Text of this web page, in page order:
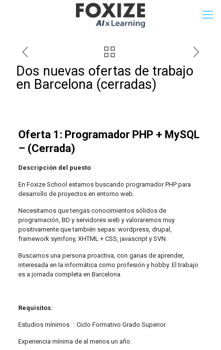
Dos nuevas ofertas de trabajo
en Barcelona (cerradas)
Oferta 1: Programador PHP + MySQL
– (Cerrada)
Descripción del puesto
En Foxize School estamos buscando programador PHP para
desarrollo de proyectos en entorno web.
Necesitamos que tengas conocimientos sólidos de
programación, BD y servidores web y valoraremos muy
positivamente que también sepas: wordpress, drupal,
framework symfony, XHTML + CSS, javascript y SVN.
Buscamos una persona proactiva, con ganas de aprender,
interesada en la informática como profesión y hobby. El trabajo
es a jornada completa en Barcelona.
Requisitos:
Estudios mínimos : Ciclo Formativo Grado Superior
Experiencia mínima de al menos un año.